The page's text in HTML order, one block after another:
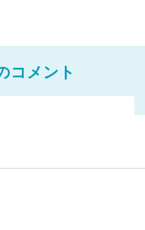
コメント